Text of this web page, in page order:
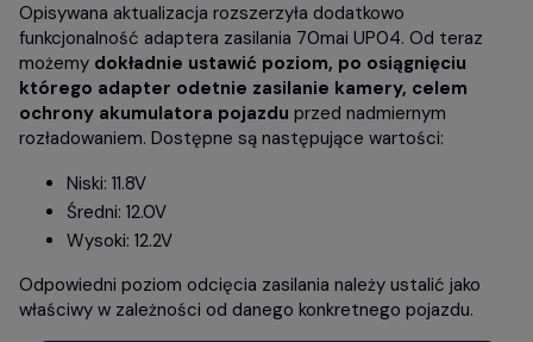
Opisywana aktualizacja rozszerzyła dodatkowo
funkcjonalność adaptera zasilania 70mai UP04. Od teraz
możemy dokładnie ustawić poziom, po osiągnięciu
którego adapter odetnie zasilanie kamery, celem
ochrony akumulatora pojazdu przed nadmiernym
rozładowaniem. Dostępne są następujące wartości:
Niski: 11.8V
Średni: 12.0V
Wysoki: 12.2V
Odpowiedni poziom odcięcia zasilania należy ustalić jako
właściwy w zależności od danego konkretnego pojazdu.